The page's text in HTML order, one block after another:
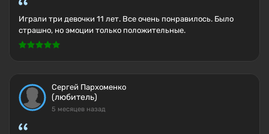
Играли три девочки 11 лет. Все очень понравилось. Было
страшно, но эмоции только положительные.
Сергей Пархоменко
(любитель)
5 месяцев назад